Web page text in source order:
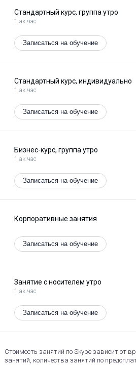
Стандартный курс, группа утро
1 ак.час
Записаться на обучение
Стандартный курс, индивидуально
1 ак.час
Записаться на обучение
Бизнес-курс, группа утро
1 ак.час
Записаться на обучение
Корпоративные занятия
Записаться на обучение
Занятие с носителем утро
1 ак.час
Записаться на обучение
Стоимость занятий по Skype зависит от
занятий, количества занятий по